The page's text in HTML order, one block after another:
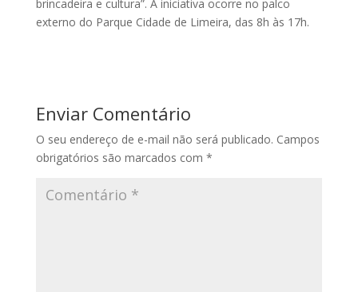
brincadeira e cultura”. A iniciativa ocorre no palco
externo do Parque Cidade de Limeira, das 8h às 17h.
Enviar Comentário
O seu endereço de e-mail não será publicado. Campos
obrigatórios são marcados com *